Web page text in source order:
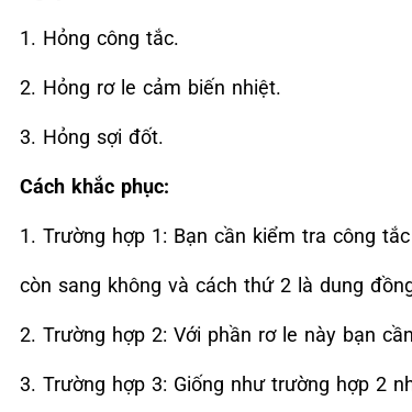
1. Hỏng công tắc.
2. Hỏng rơ le cảm biến nhiệt.
3. Hỏng sợi đốt.
Cách khắc phục:
1. Trường hợp 1: Bạn cần kiểm tra công
còn sang không và cách thứ 2 là dung
2. Trường hợp 2: Với phần rơ le này bạn
3. Trường hợp 3: Giống như trường hợp 2